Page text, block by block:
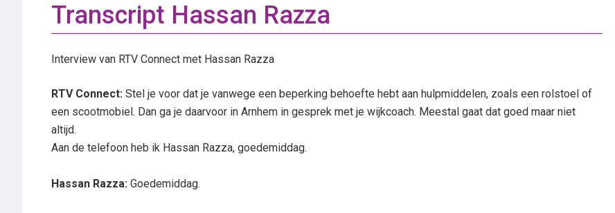
Transcript Hassan Razza
Interview van RTV Connect met Hassan Razza
RTV Connect: Stel je voor dat je vanwege een beperking behoefte hebt aan hulpmiddelen, zoals een rolstoel of
een scootmobiel. Dan ga je daarvoor in Arnhem in gesprek met je wijkcoach. Meestal gaat dat goed maar niet
altijd.
Aan de telefoon heb ik Hassan Razza, goedemiddag.
Hassan Razza: Goedemiddag.